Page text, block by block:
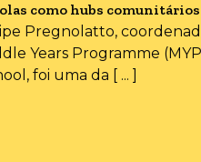
como hubs comunitários
Pregnolatto,
Years Programme
foi uma da [ ... ]